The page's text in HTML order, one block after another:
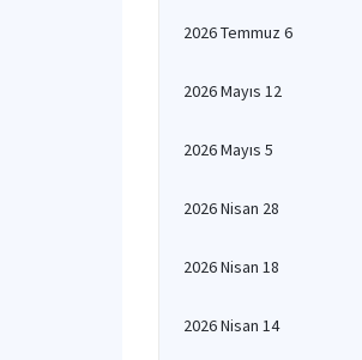
2026 Temmuz 6
2026 Mayıs 12
2026 Mayıs 5
2026 Nisan 28
2026 Nisan 18
2026 Nisan 14